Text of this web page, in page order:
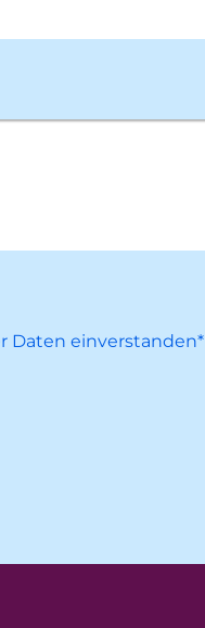
Daten einverstanden*